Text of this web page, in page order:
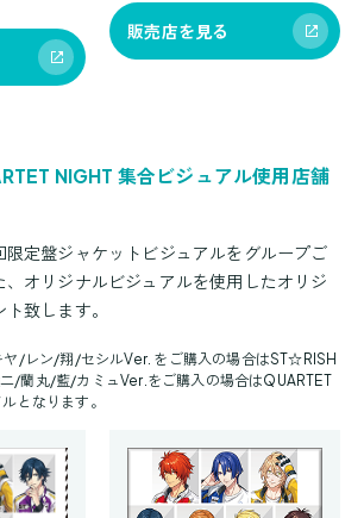
販売店を見る
NIGHT 集合ビジュアル使用店舗
限定盤ジャケットビジュアルをグループご
、オリジナルビジュアルを使用したオリジ
致します。
/レン/翔/セシルVer. をご購入の場合はST☆RISH
/蘭丸/藍/カミュVer.をご購入の場合はQUARTET
となります。